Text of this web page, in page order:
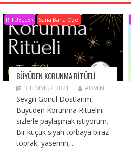
RİTÜELLER Sana Bana Özel
BÜYÜDEN KORUNMA RITÜELI
3 TEMMUZ 2021 ADMIN
Sevgili Gönül Dostlarım,
Büyüden Korunma Ritüelini
sizlerle paylaşmak istiyorum.
Bir küçük siyah torbaya biraz
toprak, yasemin,...